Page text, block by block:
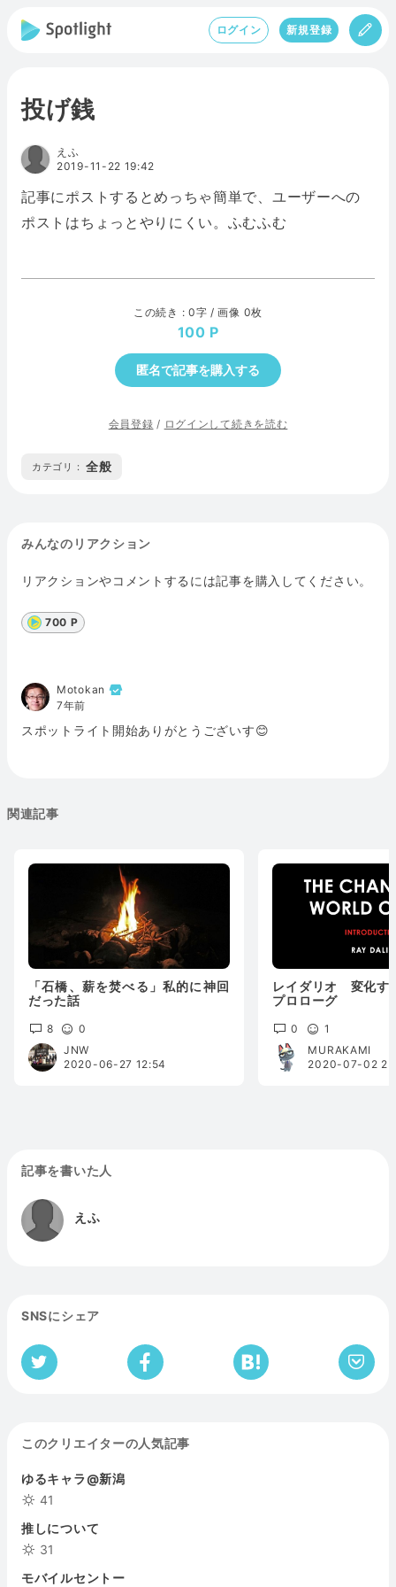
ログイン 新規登録
投げ銭
えふ
2019-11-22 19:42
記事にポストするとめっちゃ簡単で、ユーザーへの
ポストはちょっとやりにくい。ふむふむ
この続き : 0字 / 画像 0枚
100
匿名で記事を購入する
会員登録 / ログインして続きを読む
カテゴリ : 全般
みんなのリアクション
リアクションやコメントするには記事を購入してください。
700 P
Motokan
7年前
スポットライト開始ありがとうございす😊
関連記事
「石橋、薪を焚べる」私的に神回
だった話
8
0
JNW
2020-06-27 12:54
レイダリオ 変化
プロローグ
0
1
MURAKAMI
2020-07-02
記事を書いた人
えふ
SNSにシェア
このクリエイターの人気記事
ゆるキャラ@新潟
41
推しについて
31
モバイルセントー